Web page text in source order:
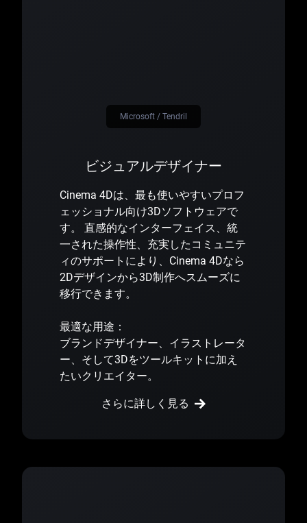
ビジュアルデザイナー
Cinema 4Dは、最も使いやすいプロフ
ェッショナル向け3Dソフトウェアで
す。 直感的なインターフェイス、統
一された操作性、充実したコミュニテ
ィのサポートにより、Cinema 4Dなら
2Dデザインから3D制作へスムーズに
移行できます。
最適な用途：
ブランドデザイナー、イラストレータ
ー、そして3Dをツールキットに加え
たいクリエイター。
さらに詳しく見る
Microsoft / Tendril